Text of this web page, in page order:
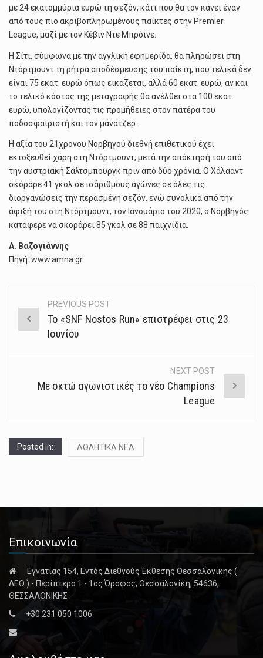
με 24 εκατομμύρια ευρώ τη σεζόν, κάτι που θα τον κάνει έναν
από τους πιο ακριβοπληρωμένους παίκτες στην Premier
League, μαζί με τον Κέβιν Ντε Μπρόινε.
Η Σίτι, σύμφωνα με την αγγλική εφημερίδα, θα πληρώσει στη
Ντόρτμουντ τη ρήτρα αποδέσμευσης του παίκτη, που τελικά δεν
είναι 75 εκατ. ευρώ όπως εικάζεται, αλλά 60 εκατ. ευρώ, αν και
το τελικό κόστος της μεταγραφής θα ανέλθει στα 100 εκατ.
ευρώ, υπολογίζοντας τις προμήθειες στον πατέρα του
ποδοσφαιριστή και τον μάνατζερ.
Η αξία του 21χρονου Νορβηγού διεθνή επιθετικού έχει
εκτοξευθεί χάρη στη Ντόρτμουντ, μετά την απόκτησή του από
την αυστριακή Σάλτσμπουργκ πριν από δύο χρόνια. Ο Χάλααντ
σκόραρε 41 γκολ σε ισάριθμους αγώνες σε όλες τις
διοργανώσεις την περασμένη σεζόν, ενώ συνολικά από την
άφιξή του στη Ντόρτμουντ, τον Ιανουάριο του 2020, ο Νορβηγός
κατάφερε να σκοράρει 85 γκολ σε 88 παιχνίδια.
A. Βαζογιάννης
Πηγή: www.amna.gr
Post
navigation
PREVIOUS POST
Το «SNF Nostos Run» επιστρέφει στις 23
Ιουνίου
NEXT POST
Με οκτώ αγωνιστικές το νέο Champions
League
Posted in: ΑΘΛΗΤΙΚΑ ΝΕΑ
Επικοινωνία
Εγνατίας 154, Εντός Διεθνούς Έκθεσης Θεσσαλονίκης (
ΔΕΘ ) - Περίπτερο 1 - 1ος Όροφος, Θεσσαλονίκη, 54636,
ΘΕΣΣΑΛΟΝΙΚΗΣ
+30 231 050 1006